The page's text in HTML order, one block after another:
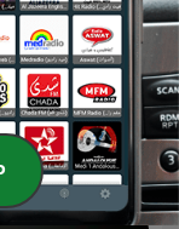
ساعة لقلبك